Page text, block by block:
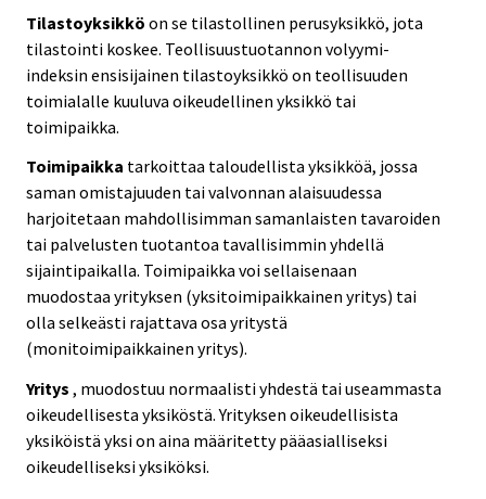
Tilastoyksikkö on se tilastollinen perusyksikkö, jota
tilastointi koskee. Teollisuustuotannon volyymi-
indeksin ensisijainen tilastoyksikkö on teollisuuden
toimialalle kuuluva oikeudellinen yksikkö tai
toimipaikka.
Toimipaikka tarkoittaa taloudellista yksikköä, jossa
saman omistajuuden tai valvonnan alaisuudessa
harjoitetaan mahdollisimman samanlaisten tavaroiden
tai palvelusten tuotantoa tavallisimmin yhdellä
sijaintipaikalla. Toimipaikka voi sellaisenaan
muodostaa yrityksen (yksitoimipaikkainen yritys) tai
olla selkeästi rajattava osa yritystä
(monitoimipaikkainen yritys).
Yritys , muodostuu normaalisti yhdestä tai useammasta
oikeudellisesta yksiköstä. Yrityksen oikeudellisista
yksiköistä yksi on aina määritetty pääasialliseksi
oikeudelliseksi yksiköksi.